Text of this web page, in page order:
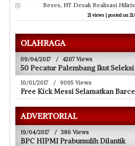
Reses, HT Desak Realisasi
21 views |posted on
OLAHRAGA
09/04/2017 / 4207 Views
50 Pecatur Palembang Ikut
10/01/2017 / 9095 Views
Free Kick Messi Selamatkan
ADVERTORIAL
19/04/2017 / 386 Views
BPC HIPMI Prabumulih Dilantik